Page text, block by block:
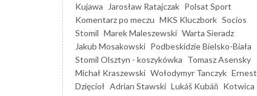
Kujawa
Jarosław Ratajczak Polsat Sport
Komentarz po meczu MKS Kluczbork Socios
Stomil Marek Maleszewski Warta Sieradz
Jakub Mosakowski Podbeskidzie Bielsko-Biała
Stomil Olsztyn - koszykówka Tomasz Asensky
Michał Kraszewski Wołodymyr Tanczyk Ernest
Dzięcioł Adrian Stawski Lukáš Kubáň Kotwica